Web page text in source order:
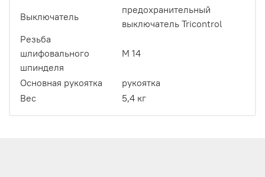
Выключатель
предохранительный
выключатель Tricontrol
Резьба
шлифовального
шпинделя
М 14
Основная рукоятка
рукоятка
Вес
5,4 кг